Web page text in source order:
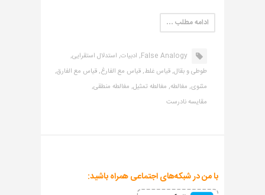
ادامه مطلب …
False Analogy, ادبیات, استدلال استقرایی,
طوطی و بقال,قیاس غلط,قیاس مع الفارغ,قیاس مع الفارق,
مثنوی, مغالطه, مغالطه تمثیل, مغالطه منطقی,
مقایسه نادرست
با من در شبکه‌های اجتماعی همراه باشید: